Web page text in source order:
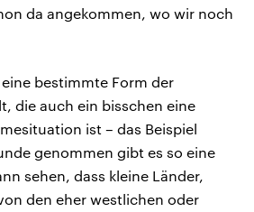
da angekommen, wo wir noch
bestimmte Form der
die auch ein bisschen eine
ist – das Beispiel
genommen gibt es so eine
sehen, dass kleine Länder,
den eher westlichen oder